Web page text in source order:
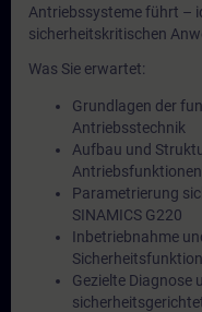
Antriebssysteme führt –
sicherheitskritischen
Was Sie erwartet:
Grundlagen der
Antriebsstechnik
Aufbau und
Antriebsfunktionen
Parametrierung
SINAMICS G220
Inbetriebnahme
Gezielte Diagnose